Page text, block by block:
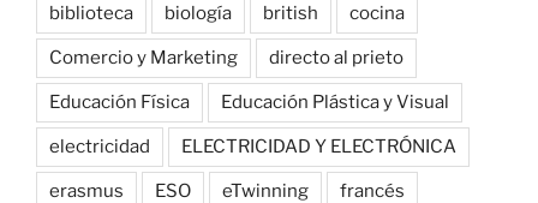
biblioteca biología british cocina
Comercio y Marketing directo al prieto
Educación Física Educación Plástica y Visual
electricidad ELECTRICIDAD Y ELECTRÓNICA
erasmus ESO eTwinning francés